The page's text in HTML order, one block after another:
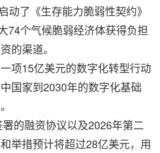
动了《生存能力脆弱性契约》
74个气候脆弱经济体获得负担
的渠道。
项15亿美元的数字化转型行动
国家到2030年的数字化基础
的融资协议以及2026年第二
举措预计将超过28亿美元，用